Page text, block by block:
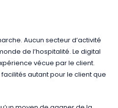
Aucun secteur d’activité
de l’hospitalité. Le digital
vécue par le client.
autant pour le client que